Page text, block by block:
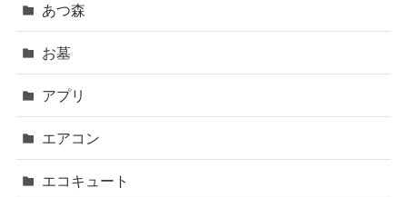
あつ森
お墓
アプリ
エアコン
エコキュート